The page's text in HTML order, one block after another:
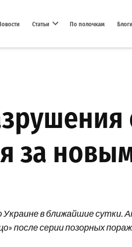
Статьи По полочкам Блоги
за
в ближайшие сутки.
после серии позорных